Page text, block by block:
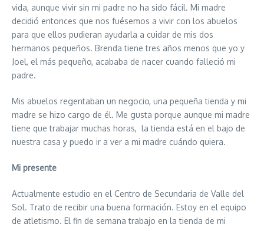
vida, aunque vivir sin mi padre no ha sido fácil. Mi madre
decidió entonces que nos fuésemos a vivir con los abuelos
para que ellos pudieran ayudarla a cuidar de mis dos
hermanos pequeños. Brenda tiene tres años menos que yo y
Joel, el más pequeño, acababa de nacer cuando falleció mi
padre.
Mis abuelos regentaban un negocio, una pequeña tienda y mi
madre se hizo cargo de él. Me gusta porque aunque mi madre
tiene que trabajar muchas horas, la tienda está en el bajo de
nuestra casa y puedo ir a ver a mi madre cuándo quiera.
Mi presente
Actualmente estudio en el Centro de Secundaria de Valle del
Sol. Trato de recibir una buena formación. Estoy en el equipo
de atletismo. El fin de semana trabajo en la tienda de mi